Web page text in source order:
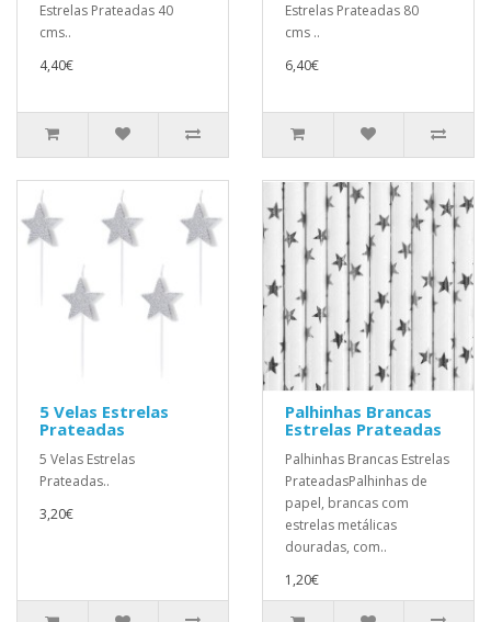
Estrelas Prateadas 40
cms..
4,40€
Estrelas Prateadas 80
cms ..
6,40€
5 Velas Estrelas
Prateadas
5 Velas Estrelas
Prateadas..
3,20€
Palhinhas Brancas
Estrelas Prateadas
Palhinhas Brancas Estrelas
PrateadasPalhinhas de
papel, brancas com
estrelas metálicas
douradas, com..
1,20€